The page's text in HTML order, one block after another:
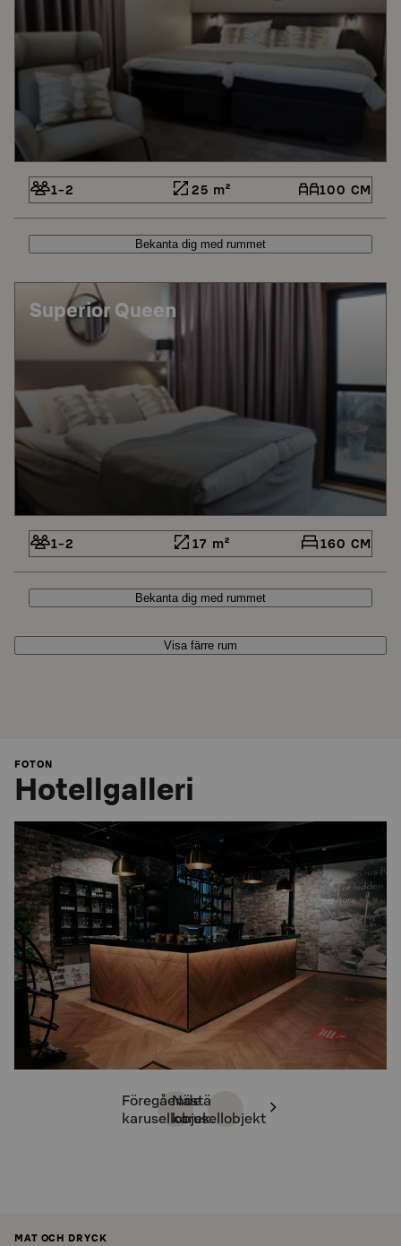
1-2 25 m² 100 CM
Bekanta dig med rummet
Superior Queen
1-2 17 m² 160 CM
Bekanta dig med rummet
Visa färre rum
FOTON
Hotellgalleri
Föregående
karusellobjekt
Nästä
karusellobjekt
MAT OCH DRYCK